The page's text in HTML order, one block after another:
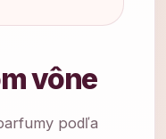
vône
podľa